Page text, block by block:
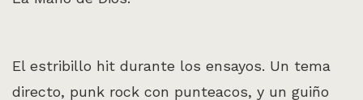
El estribillo hit durante los ensayos. Un tema
directo, punk rock con punteacos, y un guiño